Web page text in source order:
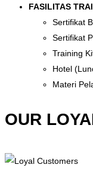
FASILITAS
Sertifikat
Sertifikat
Training
Hotel
Materi
OUR